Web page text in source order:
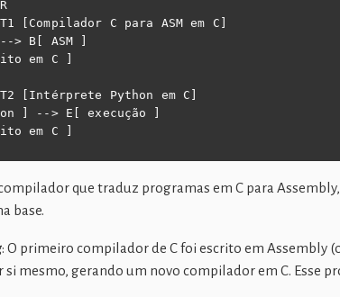
[Compilador C para ASM em C]
> B[ ASM ]
em C ]
[Intérprete Python em C]
] --> E[ execução ]
em C ]
que traduz programas em C para
base.
: O primeiro compilador de C foi escrito em Assembly
mesmo, gerando um novo compilador em C. Esse